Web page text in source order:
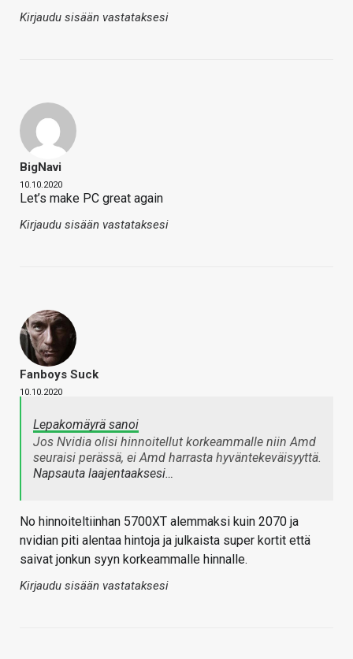
Kirjaudu sisään vastataksesi
BigNavi
10.10.2020
Let’s make PC great again
Kirjaudu sisään vastataksesi
Fanboys Suck
10.10.2020
Lepakomäyrä sanoi
Jos Nvidia olisi hinnoitellut korkeammalle niin Amd
seuraisi perässä, ei Amd harrasta hyväntekeväisyyttä.
Napsauta laajentaaksesi…
No hinnoiteltiinhan 5700XT alemmaksi kuin 2070 ja
nvidian piti alentaa hintoja ja julkaista super kortit että
saivat jonkun syyn korkeammalle hinnalle.
Kirjaudu sisään vastataksesi